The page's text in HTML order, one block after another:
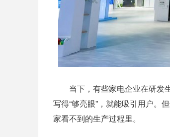
当下，有些家电企业在研发生
写得“够亮眼”，就能吸引用户。
家看不到的生产过程里。